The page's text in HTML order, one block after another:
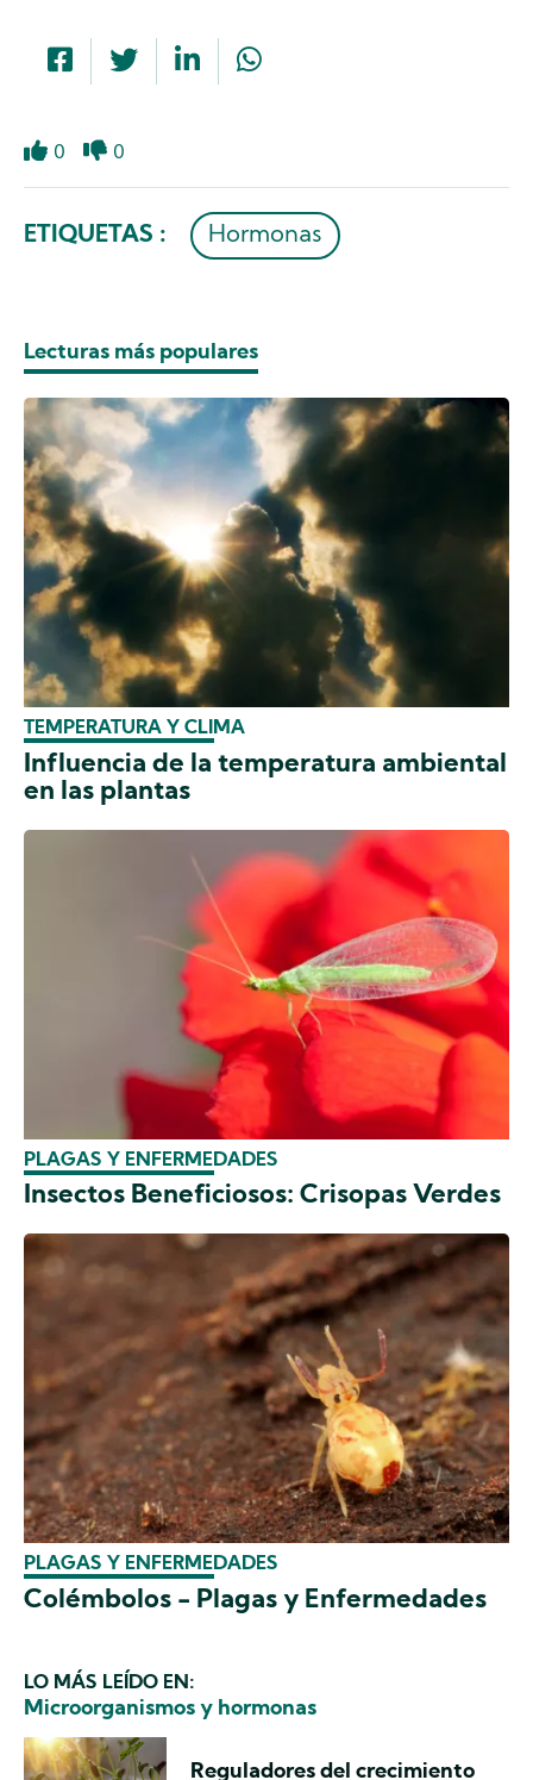
0 0
ETIQUETAS : Hormonas
Lecturas más populares
TEMPERATURA Y CLIMA
Influencia de la temperatura ambiental
en las plantas
PLAGAS Y ENFERMEDADES
Insectos Beneficiosos: Crisopas Verdes
PLAGAS Y ENFERMEDADES
Colémbolos - Plagas y Enfermedades
LO MÁS LEÍDO EN:
Microorganismos y hormonas
Reguladores del crecimiento